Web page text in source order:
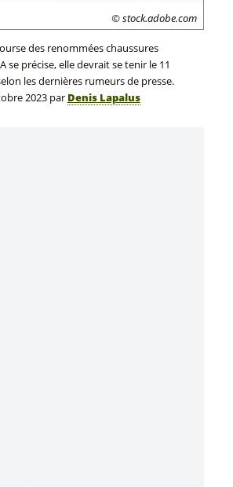
© stock.adobe.com
des renommées chaussures
se précise, elle devrait se tenir le 11
les dernières rumeurs de presse.
2023par Denis Lapalus